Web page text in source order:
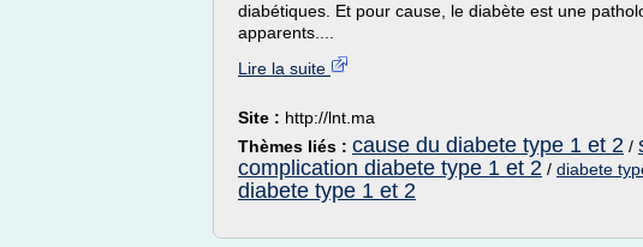
diabétiques. Et pour cause, le diabète est une
apparents....
Lire la suite
Site : http://lnt.ma
Thèmes liés : cause du diabete type 1 et 2 /
complication diabete type 1 et 2 / diabete
diabete type 1 et 2